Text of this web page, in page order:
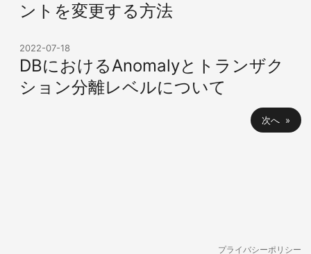
ントを変更する方法
2022-07-18
DBにおけるAnomalyとトランザク
ション分離レベルについて
次へ »
プライバシーポリシー